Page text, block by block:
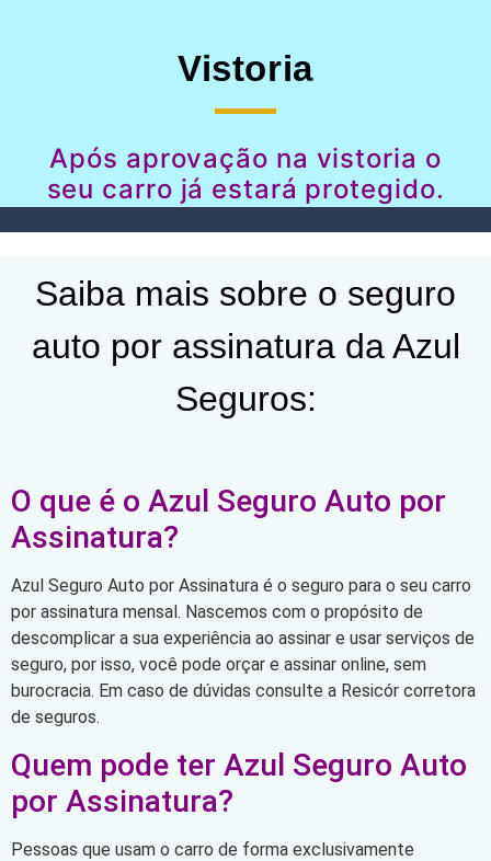
Vistoria
Após aprovação na vistoria o
seu carro já estará protegido.
Saiba mais sobre o seguro
auto por assinatura da Azul
Seguros:
O que é o Azul Seguro Auto por
Assinatura?
Azul Seguro Auto por Assinatura é o seguro para o seu carro
por assinatura mensal. Nascemos com o propósito de
descomplicar a sua experiência ao assinar e usar serviços de
seguro, por isso, você pode orçar e assinar online, sem
burocracia. Em caso de dúvidas consulte a Resicór corretora
de seguros.
Quem pode ter Azul Seguro Auto
por Assinatura?
Pessoas que usam o carro de forma exclusivamente